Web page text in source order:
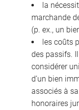
la
marchande
(p. ex., un
les coûts
des passifs.
considérer
d’un bien
associés à
honoraires